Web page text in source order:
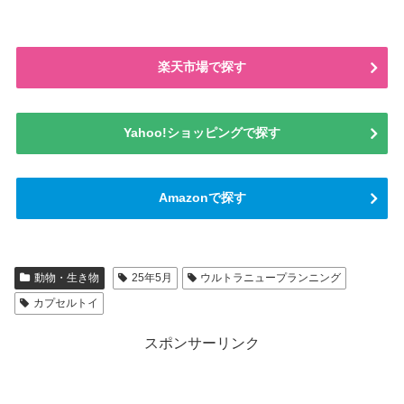
楽天市場で探す
Yahoo!ショッピングで探す
Amazonで探す
動物・生き物 25年5月
ウルトラニュープランニング
カプセルトイ
スポンサーリンク